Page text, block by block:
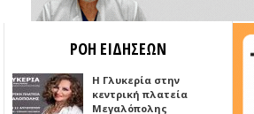
ΡΟΗ ΕΙΔΗΣΕΩΝ
Η Γλυκερία στην
κεντρική πλατεία
Μεγαλόπολης